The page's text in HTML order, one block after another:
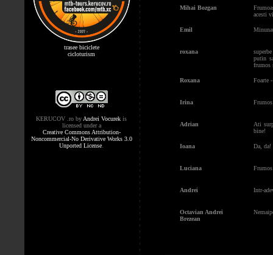
trasee biciclete
cicloturism
KERUCOV .ro by Andrei Vocurek is
licensed under a
Creative Commons Attribution-
Noncommercial-No Derivative Works 3.0
Unported License
Mihai Bozgan
acesti
Emil
roxana
putin
frumos
Roxana Foarte
Irina
Adrian
Ati
bine!
Ioana Da, da!
Luciana
Andrei Intr-
Octavian Andrei
Brezean